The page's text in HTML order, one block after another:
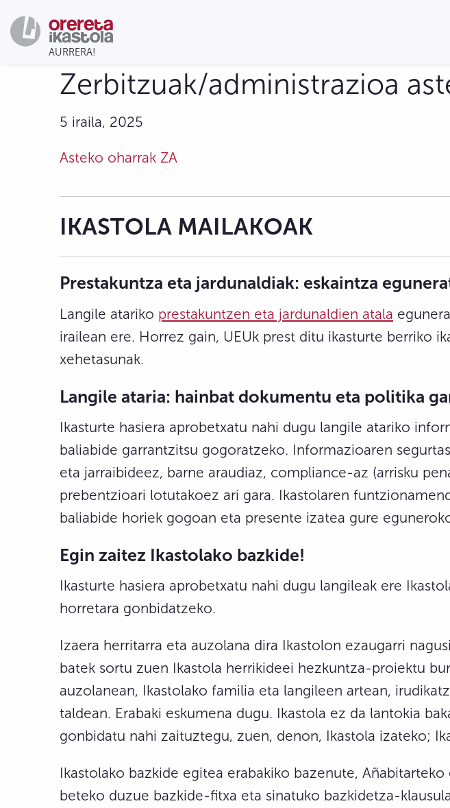
Zerbitzuak/administrazioa
5 iraila, 2025
Asteko oharrak ZA
IKASTOLA MAILAKOAK
Prestakuntza eta jardunaldiak: eskaintza
Langile atariko prestakuntzen eta jardunaldien atala
irailean ere. Horrez gain, UEUk prest ditu ikasturte berriko
xehetasunak.
Langile ataria: hainbat dokumentu eta politika
Ikasturte hasiera aprobetxatu nahi dugu langile atariko
baliabide garrantzitsu gogoratzeko. Informazioaren
eta jarraibideez, barne araudiaz, compliance-az (arrisku
prebentzioari lotutakoez ari gara. Ikastolaren
baliabide horiek gogoan eta presente izatea gure
Egin zaitez Ikastolako bazkide!
Ikasturte hasiera aprobetxatu nahi dugu langileak ere
horretara gonbidatzeko.
Izaera herritarra eta auzolana dira Ikastolon ezaugarri
batek sortu zuen Ikastola herrikideei hezkuntza-proiektu
auzolanean, Ikastolako familia eta langileen artean,
taldean. Erabaki eskumena dugu. Ikastola ez da lantokia
gonbidatu nahi zaituztegu, zuen, denon, Ikastola izateko;
Ikastolako bazkide egitea erabakiko bazenute,
beteko duzue bazkide-fitxa eta sinatuko bazkidetza-